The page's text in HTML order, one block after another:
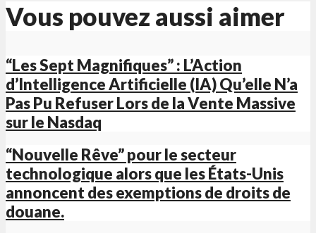
Vous pouvez aussi aimer
“Les Sept Magnifiques” : L’Action
d’Intelligence Artificielle (IA) Qu’elle N’a
Pas Pu Refuser Lors de la Vente Massive
sur le Nasdaq
“Nouvelle Rêve” pour le secteur
technologique alors que les États-Unis
annoncent des exemptions de droits de
douane.